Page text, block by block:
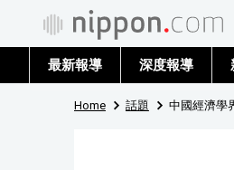
最新報導 深度報導
Home 話題 中國經濟學